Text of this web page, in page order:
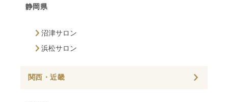
静岡県
沼津サロン
浜松サロン
関西・近畿